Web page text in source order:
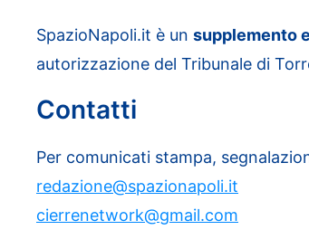
SpazioNapoli.it è un supplemento
autorizzazione del Tribunale di
Contatti
Per comunicati stampa,
redazione@spazionapoli.it
cierrenetwork@gmail.com